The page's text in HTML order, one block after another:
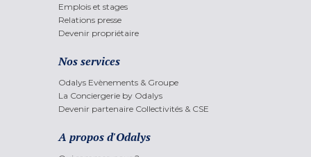
Emplois et stages
Relations presse
Devenir propriétaire
Nos services
Odalys Evènements & Groupe
La Conciergerie by Odalys
Devenir partenaire Collectivités & CSE
A propos d'Odalys